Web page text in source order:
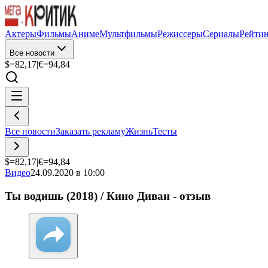
АктерыФильмыАнимеМультфильмыРежиссерыСериалы
Все новости
$=82,17|€=94,84
Все новостиЗаказать рекламуЖизньТесты
$=82,17|€=94,84
Видео24.09.2020 в 10:00
Ты водишь (2018) / Кино Диван - отзыв